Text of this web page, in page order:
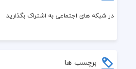
در شبکه های اجتماعی به اشتراک بگذارید
برچسب ها